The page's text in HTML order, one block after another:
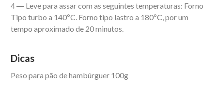
4 ― Leve para assar com as seguintes temperaturas: Forno
Tipo turbo a 140ºC. Forno tipo lastro a 180ºC, por um
tempo aproximado de 20 minutos.
Dicas
Peso para pão de hambúrguer 100g